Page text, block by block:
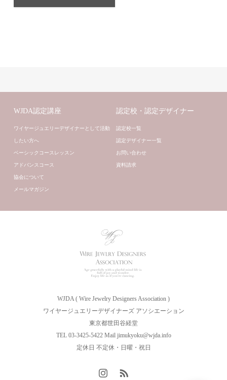
WJDA認定講座
ワイヤージュエリーデザイナーとして活動
したい方へ
ベーシックコースレッスン
アドバンスコース
協会について
メールマガジン
認定校・認定デザイナー
認定校一覧
認定デザイナー一覧
お問い合わせ
資料請求
WJDA ( Wire Jewelry Designers Association )
ワイヤージュエリーデザイナーズ アソシエーション
東京都世田谷経堂
TEL 03-3425-5422 Mail jimukyoku@wjda.info
定休日 不定休・日曜・祝日